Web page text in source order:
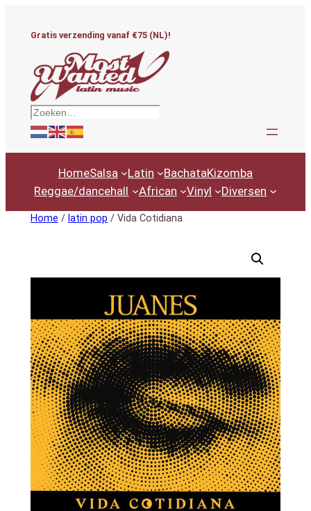
Gratis verzending vanaf €75 (NL)!
Zoeken
HomeSalsa Latin BachataKizomba
Reggae/dancehall
African Vinyl Diversen
Home / latin pop / Vida Cotidiana